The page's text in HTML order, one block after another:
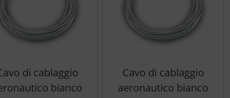
di cablaggio
bianco
Cavo di cablaggio
aeronautico bianco